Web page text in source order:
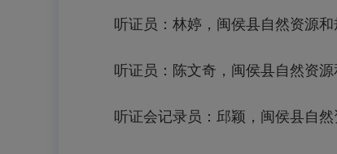
听证员：林婷，闽侯县自然资源和
听证员：陈文奇，闽侯县自然资源
听证会记录员：邱颖，闽侯县自然